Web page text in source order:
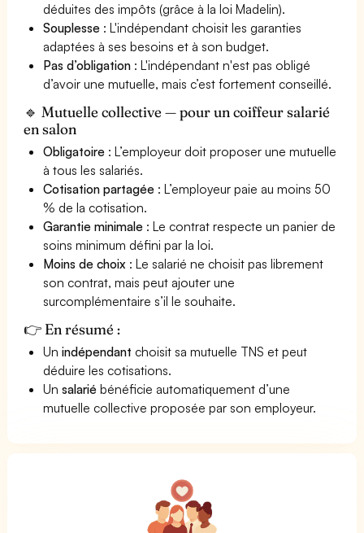
déduites des impôts (grâce à la loi Madelin).
Souplesse : L'indépendant choisit les garanties
adaptées à ses besoins et à son budget.
Pas d’obligation : L'indépendant n'est pas obligé
d’avoir une mutuelle, mais c’est fortement conseillé.
🔹 Mutuelle collective — pour un coiffeur salarié
en salon
Obligatoire : L’employeur doit proposer une mutuelle
à tous les salariés.
Cotisation partagée : L’employeur paie au moins 50
% de la cotisation.
Garantie minimale : Le contrat respecte un panier de
soins minimum défini par la loi.
Moins de choix : Le salarié ne choisit pas librement
son contrat, mais peut ajouter une
surcomplémentaire s’il le souhaite.
👉 En résumé :
Unindépendant choisit sa mutuelle TNS et peut
déduire les cotisations.
Unsalarié bénéficie automatiquement d’une
mutuelle collective proposée par son employeur.